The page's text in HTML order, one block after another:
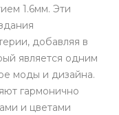
1.6мм. Эти
добавляя в
является одним
моды и дизайна.
гармонично
и цветами